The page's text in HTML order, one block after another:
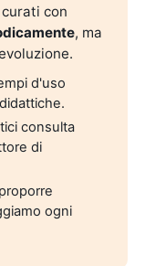
con
, ma
d'uso
consulta
di
ogni